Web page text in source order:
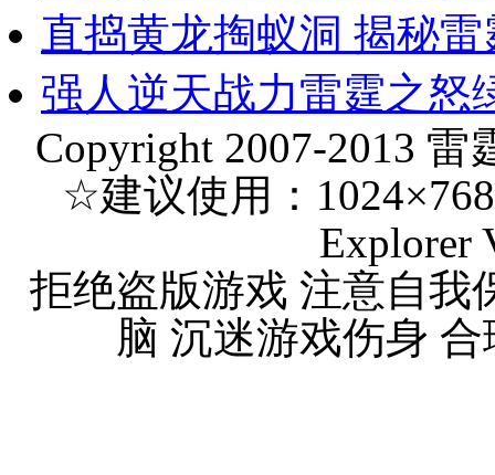
直捣黄龙掏蚁洞 揭秘
强人逆天战力雷霆之怒
Copyright 2007-2013 雷
☆建议使用：
Explorer
拒绝盗版游戏 注意自我
脑 沉迷游戏伤身